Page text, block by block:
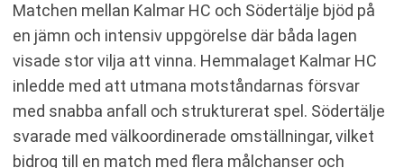
Matchen mellan Kalmar HC och Södertälje bjöd på
en jämn och intensiv uppgörelse där båda lagen
visade stor vilja att vinna. Hemmalaget Kalmar HC
inledde med att utmana motståndarnas försvar
med snabba anfall och strukturerat spel. Södertälje
svarade med välkoordinerade omställningar, vilket
bidrog till en match med flera målchanser och